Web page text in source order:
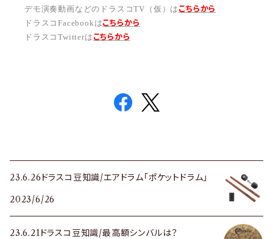
デモ演奏動画などのドラスコTV（仮）は こちらから
ドラスコFacebookはこちらから
ドラスコTwitterは こちらから
23.6.26ドラスコ豆知識/エアドラム「ポケットドラム」
2023/6/26
23.6.21ドラスコ豆知識/最高額シンバルは？